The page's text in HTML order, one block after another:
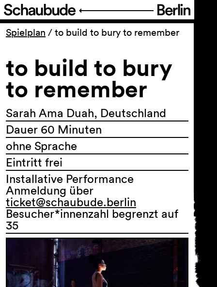
Programm
Ticket
Barrierefreiheit
Über uns
Spielplan / to build to bury to remember
to build to bury
to remember
Sarah Ama Duah, Deutschland
Dauer 60 Minuten
ohne Sprache
Eintritt frei
Installative Performance
Anmeldung über
ticket@schaubude.berlin
Besucher*innenzahl begrenzt auf
35